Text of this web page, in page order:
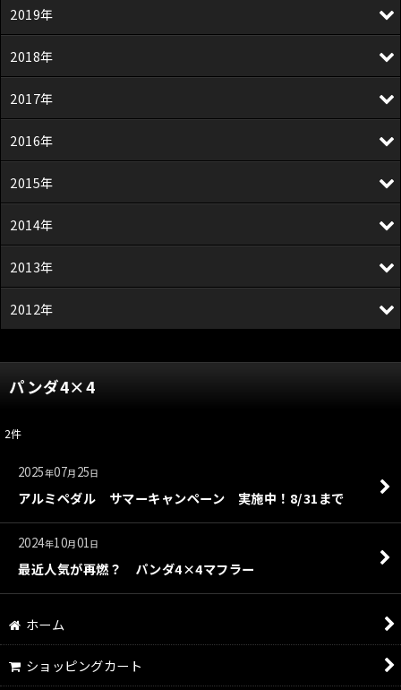
パンダ4×4
2件
2025年07月 25日
アルミペダル サマーキャンペーン 実施中！8/31まで
2024年10月01日
最近人気が再燃？ パンダ4×4マフラー
2019年
2018年
2017年
2016年
2015年
2014年
2013年
2012年
ホーム
ショッピングカート